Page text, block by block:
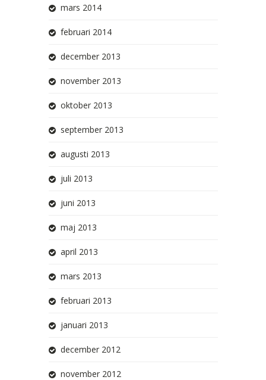
mars 2014
februari 2014
december 2013
november 2013
oktober 2013
september 2013
augusti 2013
juli 2013
juni 2013
maj 2013
april 2013
mars 2013
februari 2013
januari 2013
december 2012
november 2012